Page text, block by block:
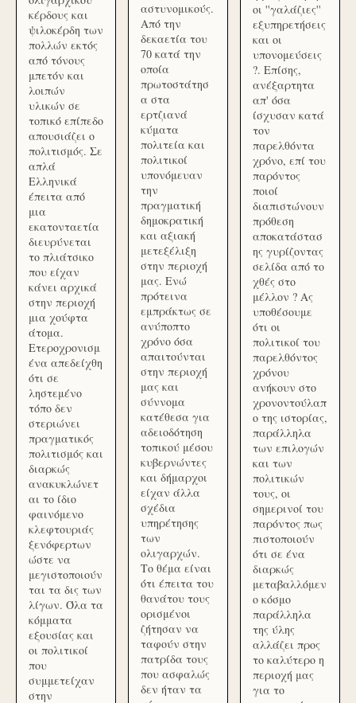
κέρδους και
ψιλοκέρδη των
πολλών εκτός
από τόνους
μπετόν και
λοιπών
υλικών σε
τοπικό επίπεδο
απουσιάζει ο
πολιτισμός. Σε
απλά
Ελληνικά
έπειτα από
μια
εκατονταετία
διευρύνεται
το πλιάτσικο
που είχαν
κάνει αρχικά
στην περιοχή
μια χούφτα
άτομα.
Ετεροχρονισμ
ένα απεδείχθη
ότι σε
ληστεμένο
τόπο δεν
στεριώνει
πραγματικός
πολιτισμός και
διαρκώς
ανακυκλώνετ
αι το ίδιο
φαινόμενο
κλεφτουριάς
ξενόφερτων
ώστε να
μεγιστοποιούν
ται τα δις των
λίγων. Όλα τα
κόμματα
εξουσίας και
οι πολιτικοί
που
συμμετείχαν
στην
αστυνομικούς.
Από την
δεκαετία του
70 κατά την
οποία
πρωτοστάτησ
α στα
ερτζιανά
κύματα
πολιτεία και
πολιτικοί
υπονόμευαν
την
πραγματική
δημοκρατική
και αξιακή
μετεξέλιξη
στην περιοχή
μας. Ενώ
πρότεινα
εμπράκτως σε
ανύποπτο
χρόνο όσα
απαιτούνται
στην περιοχή
μας και
σύννομα
κατέθεσα για
αδειοδότηση
τοπικού μέσου
κυβερνώντες
και δήμαρχοι
είχαν άλλα
σχέδια
υπηρέτησης
των
ολιγαρχών.
Το θέμα είναι
ότι έπειτα του
θανάτου τους
ορισμένοι
ζήτησαν να
ταφούν στην
πατρίδα τους
που ασφαλώς
δεν ήταν τα
οι ''γαλάζιες''
εξυπηρετήσεις
και οι
υπονομεύσεις
?. Επίσης,
ανέξαρτητα
απ' όσα
ίσχυσαν κατά
τον
παρελθόντα
χρόνο, επί του
παρόντος
ποιοί
διαπιστώνουν
πρόθεση
αποκατάστασ
ης γυρίζοντας
σελίδα από το
χθές στο
μέλλον ? Ας
υποθέσουμε
ότι οι
πολιτικοί του
παρελθόντος
χρόνου
ανήκουν στο
χρονοντούλαπ
ο της ιστορίας,
παράλληλα
των επιλογών
και των
πολιτικών
τους, οι
σημερινοί του
παρόντος πως
πιστοποιούν
ότι σε ένα
διαρκώς
μεταβαλλόμεν
ο κόσμο
παράλληλα
της ύλης
αλλάζει προς
το καλύτερο η
περιοχή μας
για το